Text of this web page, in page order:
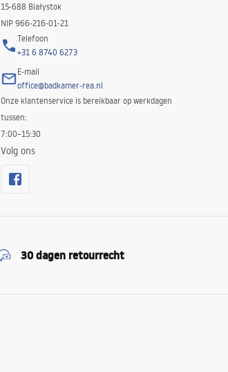
15-688 Białystok
NIP 966-216-01-21
Telefoon
+31 6 8740 6273
E-mail
office@badkamer-rea.nl
Onze klantenservice is bereikbaar op werkdagen
tussen:
7:00–15:30
Volg ons
30 dagen retourrecht